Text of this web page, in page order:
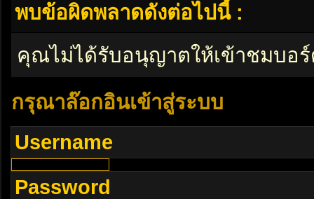
พบข้อผิดพลาดดังต่อไปนี้ :
คุณไม่ได้รับอนุญาตให้เข้าชมบอ
กรุณาล๊อกอินเข้าสู่ระบบ
Username
Password